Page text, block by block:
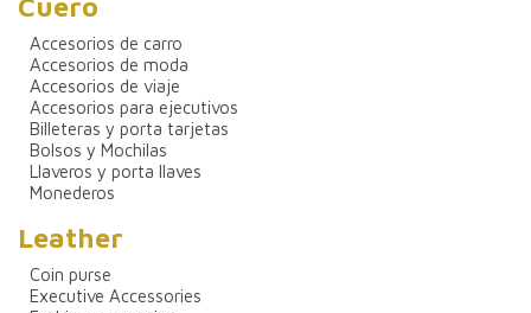
Accesorios de carro
Accesorios de moda
Accesorios de viaje
Accesorios para ejecutivos
Billeteras y porta tarjetas
Bolsos y Mochilas
Llaveros y porta llaves
Monederos
Leather
Coin purse
Executive Accessories